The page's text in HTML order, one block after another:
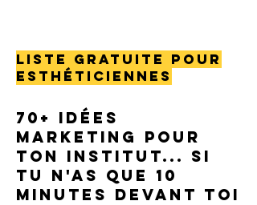
LISTE GRATUITE POUR
esthéticiennes
70+ IDÉES
MARKETING POUR
TON INSTITUT... SI
TU N'AS QUE 10
MINUTES DEVANT TOI